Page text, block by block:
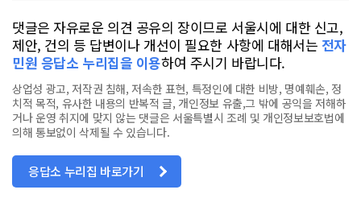
댓글은 자유로운 의견 공유의 장이므로 서울시에 대한 신고,
제안, 건의 등 답변이나 개선이 필요한 사항에 대해서는 전자
민원 응답소 누리집을 이용하여 주시기 바랍니다.
상업성 광고, 저작권 침해, 저속한 표현, 특정인에 대한 비방, 명예훼손, 정
치적 목적, 유사한 내용의 반복적 글, 개인정보 유출,그 밖에 공익을 저해하
거나 운영 취지에 맞지 않는 댓글은 서울특별시 조례 및 개인정보보호법에
의해 통보없이 삭제될 수 있습니다.
응답소 누리집 바로가기